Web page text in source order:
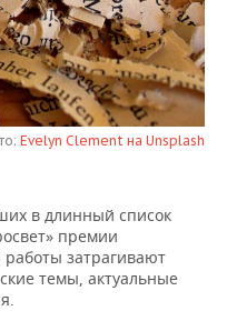
Evelyn Clement на Unsplash
в длинный список
премии
работы затрагивают
темы, актуальные